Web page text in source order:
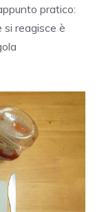
pratico:
reagisce è